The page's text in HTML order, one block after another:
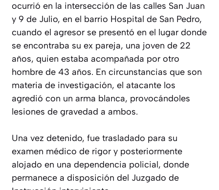
ocurrió en la intersección de las calles San Juan
y 9 de Julio, en el barrio Hospital de San Pedro,
cuando el agresor se presentó en el lugar donde
se encontraba su ex pareja, una joven de 22
años, quien estaba acompañada por otro
hombre de 43 años. En circunstancias que son
materia de investigación, el atacante los
agredió con un arma blanca, provocándoles
lesiones de gravedad a ambos.
Una vez detenido, fue trasladado para su
examen médico de rigor y posteriormente
alojado en una dependencia policial, donde
permanece a disposición del Juzgado de